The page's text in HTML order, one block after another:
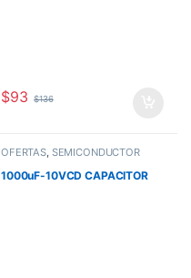
$93 $136
OFERTAS, SEMICONDUCTOR
1000uF-10VCD CAPACITOR